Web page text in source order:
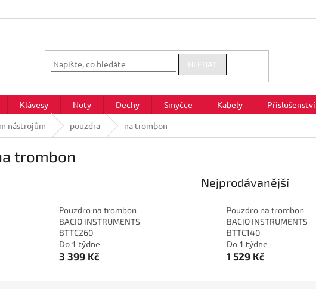
HLEDAT
Klávesy Noty Dechy Smyčce Kabely Příslušenství
nástrojům pouzdra na trombon
trombon
Nejprodávanější
Pouzdro na trombon
BACIO INSTRUMENTS
BTTC260
Do 1 týdne
3 399 Kč
Pouzdro na trombon
BACIO INSTRUMENTS
BTTC140
Do 1 týdne
1 529 Kč